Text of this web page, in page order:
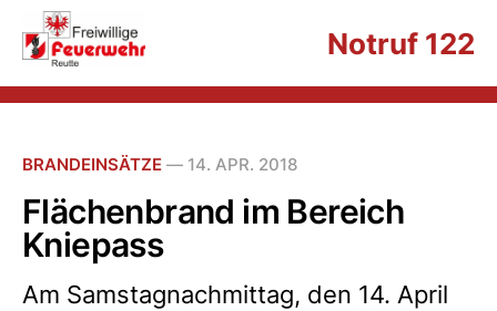
Notruf 122
BRANDEINSÄTZE — 14. APR. 2018
Flächenbrand im Bereich
Kniepass
Am Samstagnachmittag, den 14. April